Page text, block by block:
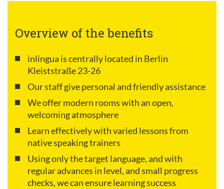
Overview of the benefits
inlingua is centrally located in Berlin
Kleiststraße 23-26
Our staff give personal and friendly assistance
We offer modern rooms with an open,
welcoming atmosphere
Learn effectively with varied lessons from
native speaking trainers
Using only the target language, and with
regular advances in level, and small progress
checks, we can ensure learning success